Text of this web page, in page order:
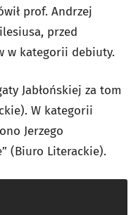
prof. Andrzej
przed
w kategorii debiuty.
Jabłońskiej za tom
W kategorii
Jerzego
(Biuro Literackie).